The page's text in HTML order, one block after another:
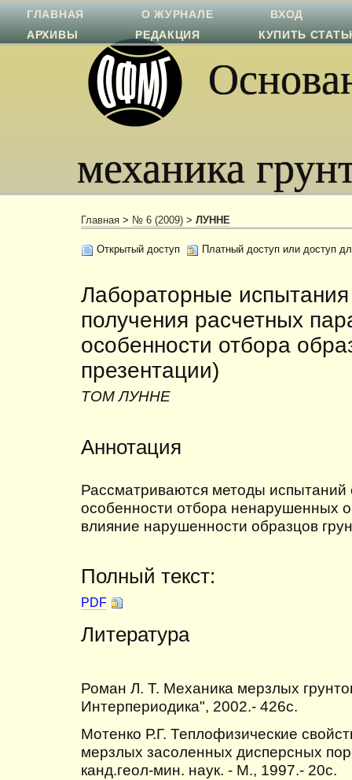
механика
ГЛАВНАЯ О ЖУРНАЛЕ
ВХОД
АРХИВЫ
РЕДАКЦИЯ КУПИТЬ
Главная > № 6 (2009) > ЛУННЕ
Открытый доступ Платный доступ или доступ
Лабораторные испытания
получения расчетных
особенности отбора
презентации)
ТОМ ЛУННЕ
Аннотация
Рассматриваются методы испытаний
особенности отбора ненарушенных
влияние нарушенности образцов
Полный текст:
PDF
Литература
Роман Л. Т. Механика мерзлых
Интерпериодика", 2002.- 426с.
Мотенко Р.Г. Теплофизические
мерзлых засоленных дисперсных
канд.геол-мин. наук. - М., 1997.- 20c.